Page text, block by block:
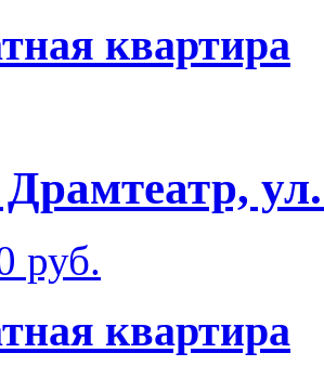
квартира
руб.
квартира